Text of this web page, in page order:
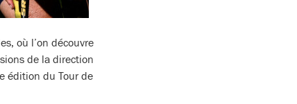
où l’on découvre
de la direction
édition du Tour de